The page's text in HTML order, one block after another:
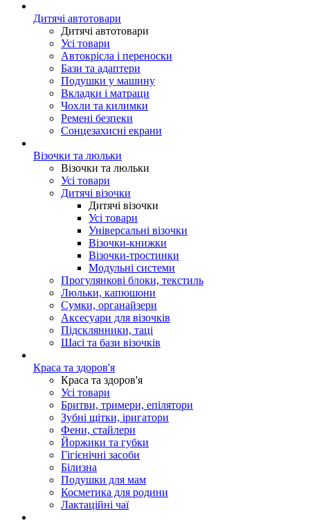
Дитячі автотовари
Дитячі автотовари
Усі товари
Автокрісла і переноски
Бази та адаптери
Подушки у машину
Вкладки і матраци
Чохли та килимки
Ремені безпеки
Сонцезахисні екрани
Візочки та люльки
Візочки та люльки
Усі товари
Дитячі візочки
Дитячі візочки
Усі товари
Універсальні візочки
Візочки-книжки
Візочки-тростинки
Модульні системи
Прогулянкові блоки, текстиль
Люльки, капюшони
Сумки, органайзери
Аксесуари для візочків
Підсклянники, таці
Шасі та бази візочків
Краса та здоров'я
Краса та здоров'я
Усі товари
Бритви, тримери, епілятори
Зубні щітки, іригатори
Фени, стайлери
Йоржики та губки
Гігієнічні засоби
Білизна
Подушки для мам
Косметика для родини
Лактаційні чаї